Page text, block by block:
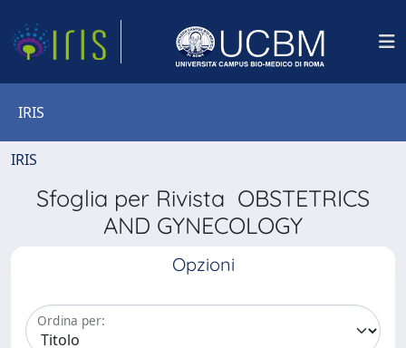
IRIS
IRIS
Sfoglia per Rivista OBSTETRICS
AND GYNECOLOGY
Opzioni
Ordina per: